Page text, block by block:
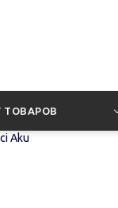
ТОВАРОВ
Aku